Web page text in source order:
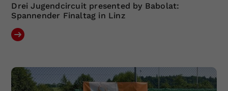
Drei Jugendcircuit presented by Babolat:
Spannender Finaltag in Linz